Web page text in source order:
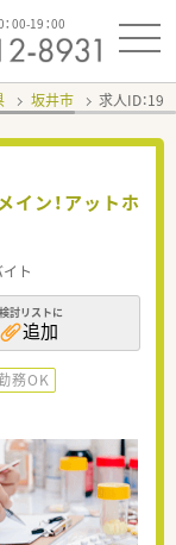
00-19：00
坂井市 求人ID：
イン！アットホ
ト
検討リストに
追加
務OK